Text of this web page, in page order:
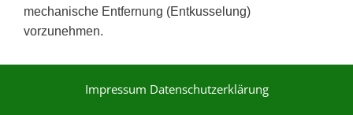
mechanische Entfernung (Entkusselung)
vorzunehmen.
Impressum Datenschutzerklärung